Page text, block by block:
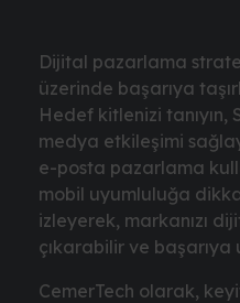
Dijital pazarlama
üzerinde başarıya
Hedef kitlenizi tanıyın,
medya etkileşimi
e-posta pazarlama
mobil uyumluluğa
izleyerek, markanızı
çıkarabilir ve başarıya
CemerTech olarak,